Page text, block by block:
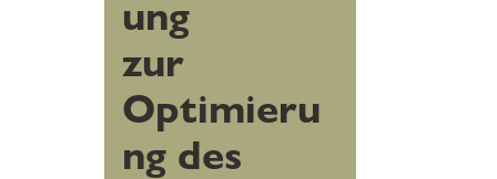
ung
zur
Optimieru
ng des